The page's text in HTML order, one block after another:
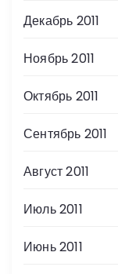
Декабрь 2011
Ноябрь 2011
Октябрь 2011
Сентябрь 2011
Август 2011
Июль 2011
Июнь 2011